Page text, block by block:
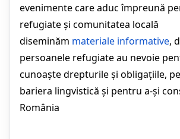
evenimente care aduc împreună
refugiate și comunitatea locală
diseminăm materiale informative,
persoanele refugiate au nevoie
cunoaște drepturile și obligațiile,
bariera lingvistică și pentru a-și
România